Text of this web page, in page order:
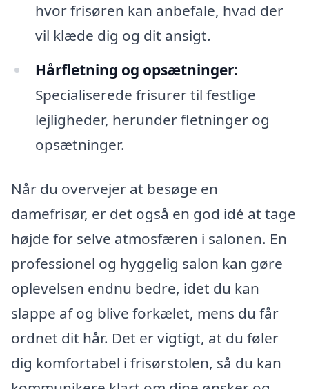
hvor frisøren kan anbefale, hvad der
vil klæde dig og dit ansigt.
Hårfletning og opsætninger:
Specialiserede frisurer til festlige
lejligheder, herunder fletninger og
opsætninger.
Når du overvejer at besøge en
damefrisør, er det også en god idé at tage
højde for selve atmosfæren i salonen. En
professionel og hyggelig salon kan gøre
oplevelsen endnu bedre, idet du kan
slappe af og blive forkælet, mens du får
ordnet dit hår. Det er vigtigt, at du føler
dig komfortabel i frisørstolen, så du kan